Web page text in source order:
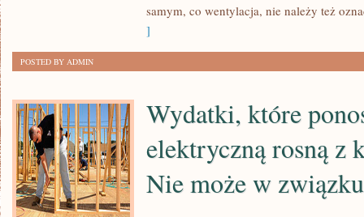
KLIMATYZATORÓW,
JAKO
ŻE
SYSTEMY
RODZAJU
samym, co wentylacja, nie należy też
]
POSTED BY ADMIN
Wydatki, które
elektryczną rosną z
Nie może w